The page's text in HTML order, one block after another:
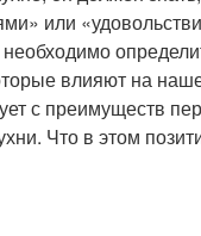
или
влияют на
с преимуществ
Что в этом